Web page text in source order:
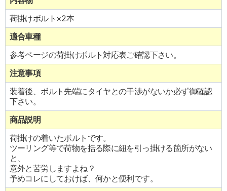
荷掛けボルト×2本
適合車種
参考ページの荷掛けボルト対応表ご確認下さい。
注意事項
装着後、ボルト先端にタイヤとの干渉がないか必ず御確認
下さい。
商品説明
荷掛けの着いたボルトです。
ツーリング等で荷物を括る際に紐を引っ掛ける箇所がない
と、
意外と苦労しますよね？
予めコレにしておけば、何かと便利です。